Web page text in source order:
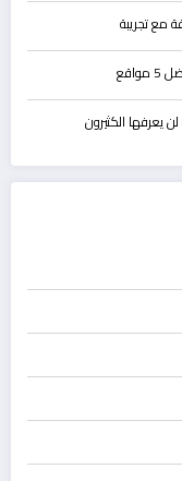
مع تجريبة
يعرفها الكثيرون